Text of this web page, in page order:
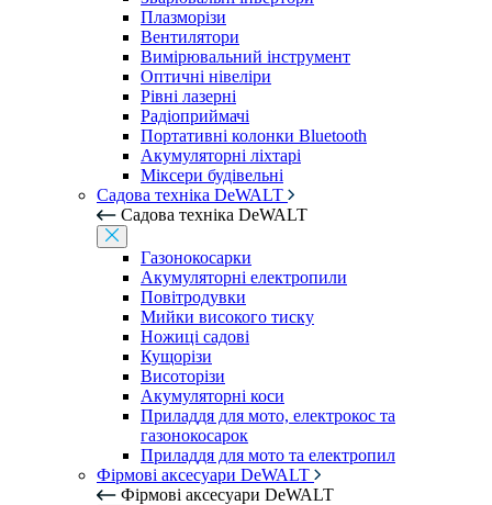
Плазморізи
Вентилятори
Вимірювальний інструмент
Оптичні нівеліри
Рівні лазерні
Радіоприймачі
Портативні колонки Bluetooth
Акумуляторні ліхтарі
Міксери будівельні
Садова техніка DeWALT
Садова техніка DeWALT
Газонокосарки
Акумуляторні електропили
Повітродувки
Мийки високого тиску
Ножиці садові
Кущорізи
Висоторізи
Акумуляторні коси
Приладдя для мото, електрокос та
газонокосарок
Приладдя для мото та електропил
Фірмові аксесуари DeWALT
Фірмові аксесуари DeWALT